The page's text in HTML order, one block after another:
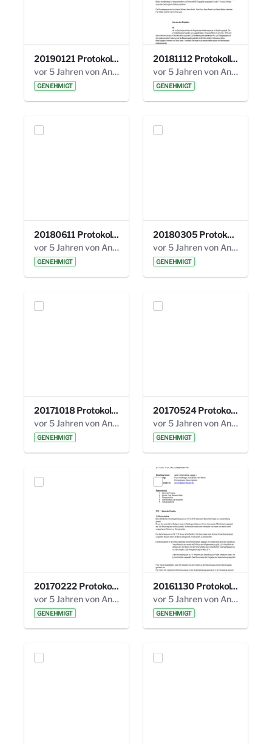
20190121 Protokoll 25. Steuerungskreis.pdf
vor 5 Jahren von Anni Schlumberger
GENEHMIGT
20181112 Protokoll 24. Steuerungskreis.pdf
vor 5 Jahren von Anni Schlumberger
GENEHMIGT
20180611 Protokoll 23. Steuerungskreis.pdf
vor 5 Jahren von Anni Schlumberger
GENEHMIGT
20180305 Protokoll 22. Steuerungskreis.pdf
vor 5 Jahren von Anni Schlumberger
GENEHMIGT
20171018 Protokoll 21. Steuerungskreis.pdf
vor 5 Jahren von Anni Schlumberger
GENEHMIGT
20170524 Protokoll 20. Steuerungskreis.pdf
vor 5 Jahren von Anni Schlumberger
GENEHMIGT
20170222 Protokoll 19. Steuerungskreis.pdf
vor 5 Jahren von Anni Schlumberger
GENEHMIGT
20161130 Protokoll 18. Steuerungskreis.pdf
vor 5 Jahren von Anni Schlumberger
GENEHMIGT